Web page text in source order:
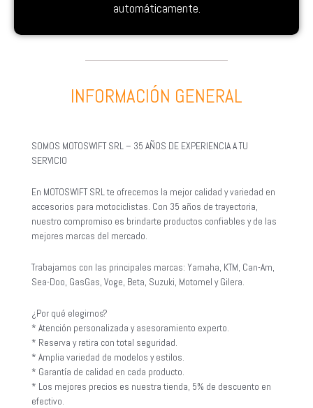
automáticamente.
INFORMACIÓN GENERAL
SOMOS MOTOSWIFT SRL – 35 AÑOS DE EXPERIENCIA A TU
SERVICIO
En MOTOSWIFT SRL te ofrecemos la mejor calidad y variedad en
accesorios para motociclistas. Con 35 años de trayectoria,
nuestro compromiso es brindarte productos confiables y de las
mejores marcas del mercado.
Trabajamos con las principales marcas: Yamaha, KTM, Can-Am,
Sea-Doo, GasGas, Voge, Beta, Suzuki, Motomel y Gilera.
¿Por qué elegirnos?
* Atención personalizada y asesoramiento experto.
* Reserva y retira con total seguridad.
* Amplia variedad de modelos y estilos.
* Garantía de calidad en cada producto.
* Los mejores precios es nuestra tienda, 5% de descuento en
efectivo.